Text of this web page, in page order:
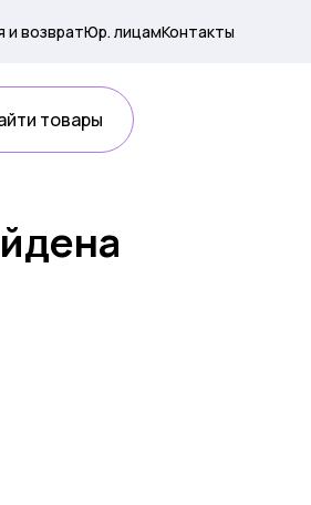
и возвратЮр. лицамКонтакты